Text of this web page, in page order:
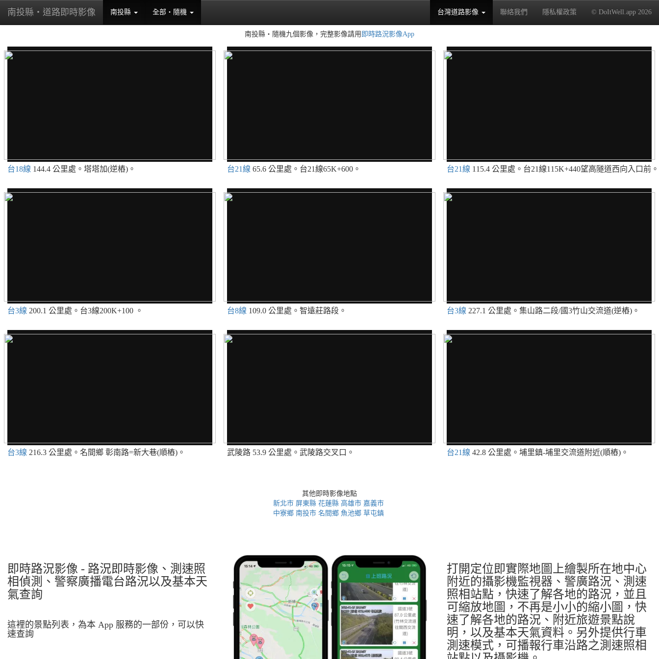
南投縣・道路即時影像 南投縣 全部・隨機 台灣道路影像 聯絡我們 隱私權政策 © DoItWell.app 2026
南投縣・隨機九個影像，完整影像請用 即時路況影像App
台18線 144.4 公里處。塔塔加(逆樁)。 台21線 65.6 公里處。台21線65K+600。 台21線 115.4 公里處。台21線115K+440望高隧道西向入口前。
台3線 200.1 公里處。台3線200K+100 。 台8線 109.0 公里處。智遠莊路段。 台3線 227.1 公里處。集山路二段/國3竹山交流道(逆樁)。
台3線 216.3 公里處。名間鄉 彰南路=新大巷(順樁)。 武陵路 53.9 公里處。武陵路交叉口。 台21線 42.8 公里處。埔里鎮-埔里交流道附近(順樁)。
其他即時影像地點
新北市 屏東縣 花蓮縣 高雄市 嘉義市
中寮鄉 南投市 名間鄉 魚池鄉 草屯鎮
即時路況影像 - 路況即時影像、測速照
相偵測、警察廣播電台路況以及基本天
氣查詢
這裡的景點列表，為本 App 服務的一部份，可以快
速查詢
打開定位即實際地圖上繪製所在地中心
附近的攝影機監視器、警廣路況、測速
照相站點，快速了解各地的路況，並且
可縮放地圖，不再是小小的縮小圖，快
速了解各地的路況、附近旅遊景點說
明，以及基本天氣資料。另外提供行車
測速模式，可播報行車沿路之測速照相